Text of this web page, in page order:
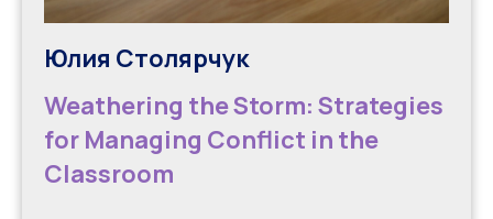
Юлия Столярчук
Weathering the Storm: Strategies
for Managing Conflict in the
Classroom